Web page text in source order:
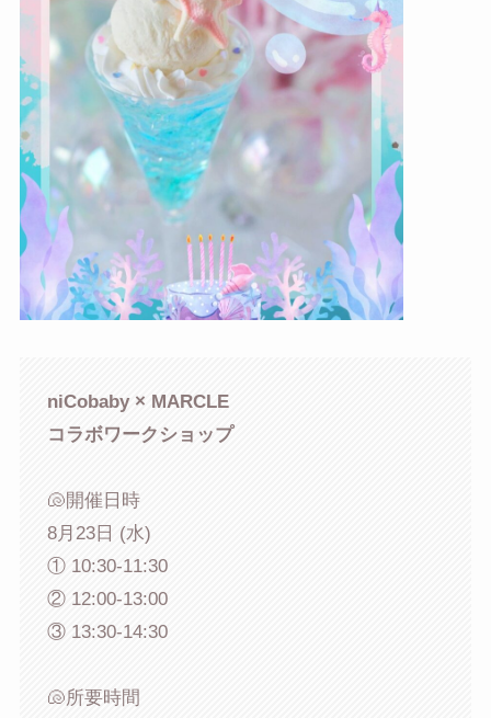
niCobaby × MARCLE
コラボワークショップ
🐚開催日時
8月23日 (水)
① 10:30-11:30
② 12:00-13:00
③ 13:30-14:30
🐚所要時間